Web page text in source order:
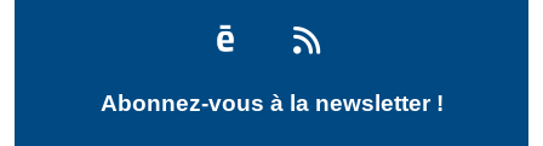
Abonnez-vous à la newsletter !